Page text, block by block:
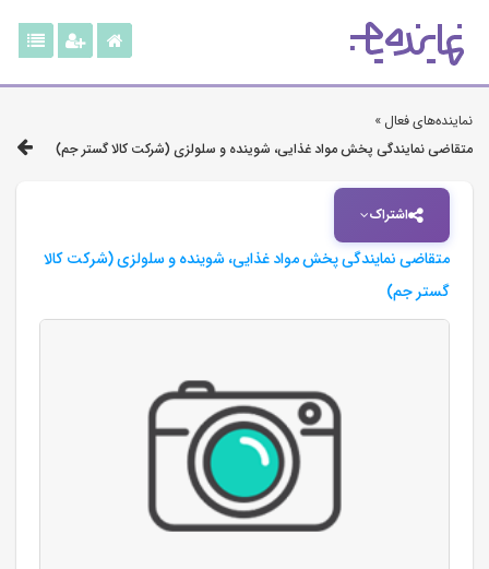
نماینده‌های فعال »
متقاضی نمایندگی پخش مواد غذایی، شوینده و سلولزی (شرکت کالا گستر جم)
اشتراک
متقاضی نمایندگی پخش مواد غذایی، شوینده و سلولزی (شرکت کالا
گستر جم)